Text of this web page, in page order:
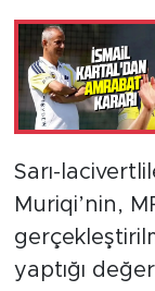
Sarı-
Muriqi’nin,
yaptığı